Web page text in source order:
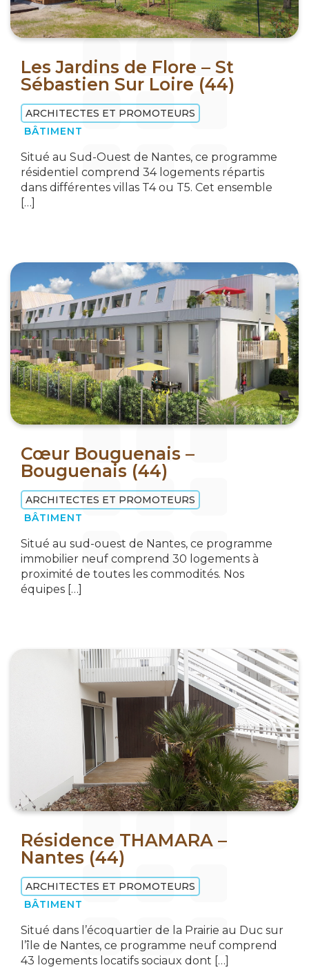
Les Jardins de Flore – St
Sébastien Sur Loire (44)
ARCHITECTES ET PROMOTEURS
BÂTIMENT
Situé au Sud-Ouest de Nantes, ce programme
résidentiel comprend 34 logements répartis
dans différentes villas T4 ou T5. Cet ensemble
[…]
Cœur Bouguenais –
Bouguenais (44)
ARCHITECTES ET PROMOTEURS
BÂTIMENT
Situé au sud-ouest de Nantes, ce programme
immobilier neuf comprend 30 logements à
proximité de toutes les commodités. Nos
équipes […]
Résidence THAMARA –
Nantes (44)
ARCHITECTES ET PROMOTEURS
BÂTIMENT
Situé dans l’écoquartier de la Prairie au Duc sur
l’île de Nantes, ce programme neuf comprend
43 logements locatifs sociaux dont […]